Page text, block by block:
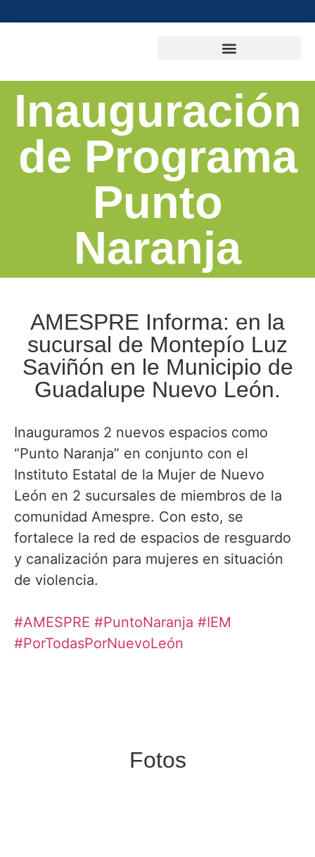
Inauguración
de Programa
Punto
Naranja
AMESPRE Informa: en la
sucursal de Montepío Luz
Saviñón en le Municipio de
Guadalupe Nuevo León.
Inauguramos 2 nuevos espacios como
“Punto Naranja” en conjunto con el
Instituto Estatal de la Mujer de Nuevo
León en 2 sucursales de miembros de la
comunidad Amespre. Con esto, se
fortalece la red de espacios de resguardo
y canalización para mujeres en situación
de violencia.
#AMESPRE #PuntoNaranja #IEM
#PorTodasPorNuevoLeón
Fotos